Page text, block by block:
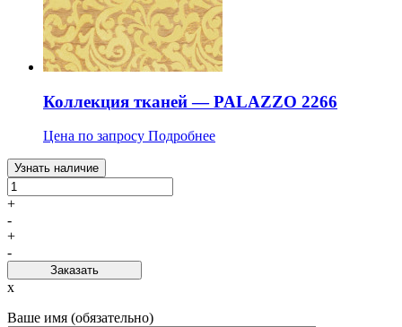
Коллекция тканей — PALAZZO 2266
Цена по запросу Подробнее
Узнать наличие
+
-
+
-
Заказать
x
Ваше имя (обязательно)